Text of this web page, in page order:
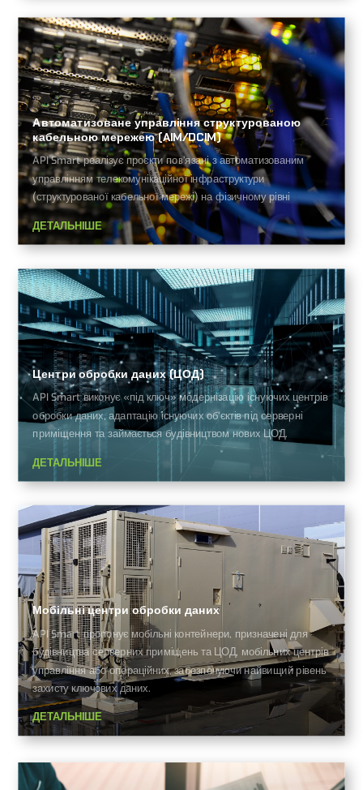
Автоматизоване управління структурованою
кабельною мережею (AIM/DCIM)
API Smart реалізує проєкти пов’язані з автоматизованим
управлінням телекомунікаційної інфраструктури
(структурованої кабельної мережі) на фізичному рівні
ДЕТАЛЬНІШЕ
Центри обробки даних (ЦОД)
API Smart виконує «під ключ» модернізацію існуючих центрів
обробки даних, адаптацію існуючих об’єктів під серверні
приміщення та займається будівництвом нових ЦОД.
ДЕТАЛЬНІШЕ
Мобільні центри обробки даних
API Smart пропонує мобільні контейнери, призначені для
будівництва серверних приміщень та ЦОД, мобільних центрів
управління або операційних, забезпечуючи найвищий рівень
захисту ключових даних.
ДЕТАЛЬНІШЕ